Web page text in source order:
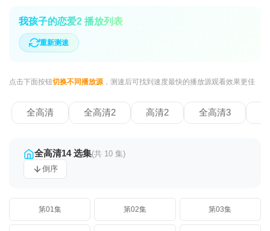
我孩子的恋爱2 播放列表
重新测速
点击下面按钮切换不同播放源，测速后可找到速度最快的播放源观看效果更佳
全高清 全高清2 高清2 全高清3
全高清14 选集(共 10 集)
倒序
第01集 第02集 第03集